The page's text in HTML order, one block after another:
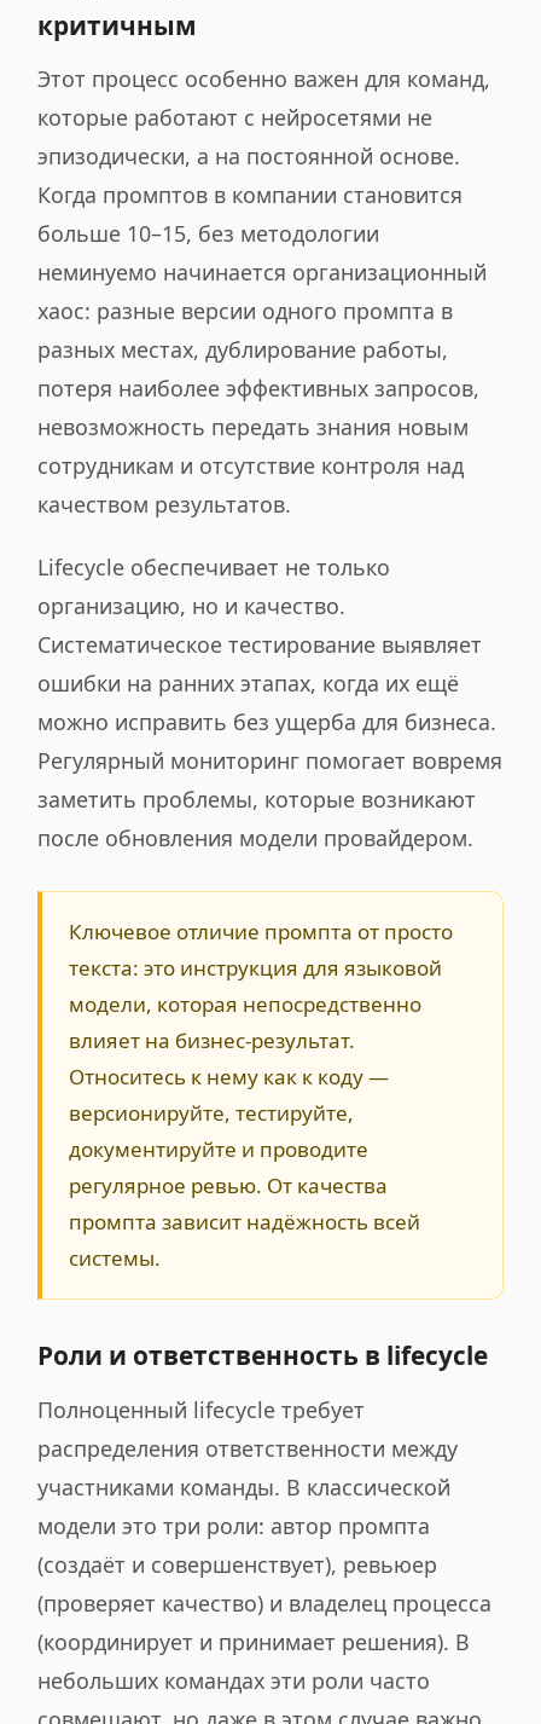
критичным
Этот процесс особенно важен для команд,
которые работают с нейросетями не
эпизодически, а на постоянной основе.
Когда промптов в компании становится
больше 10–15, без методологии
неминуемо начинается организационный
хаос: разные версии одного промпта в
разных местах, дублирование работы,
потеря наиболее эффективных запросов,
невозможность передать знания новым
сотрудникам и отсутствие контроля над
качеством результатов.
Lifecycle обеспечивает не только
организацию, но и качество.
Систематическое тестирование выявляет
ошибки на ранних этапах, когда их ещё
можно исправить без ущерба для бизнеса.
Регулярный мониторинг помогает вовремя
заметить проблемы, которые возникают
после обновления модели провайдером.
Ключевое отличие промпта от просто
текста: это инструкция для языковой
модели, которая непосредственно
влияет на бизнес-результат.
Относитесь к нему как к коду —
версионируйте, тестируйте,
документируйте и проводите
регулярное ревью. От качества
промпта зависит надёжность всей
системы.
Роли и ответственность в lifecycle
Полноценный lifecycle требует
распределения ответственности между
участниками команды. В классической
модели это три роли: автор промпта
(создаёт и совершенствует), ревьюер
(проверяет качество) и владелец процесса
(координирует и принимает решения). В
небольших командах эти роли часто